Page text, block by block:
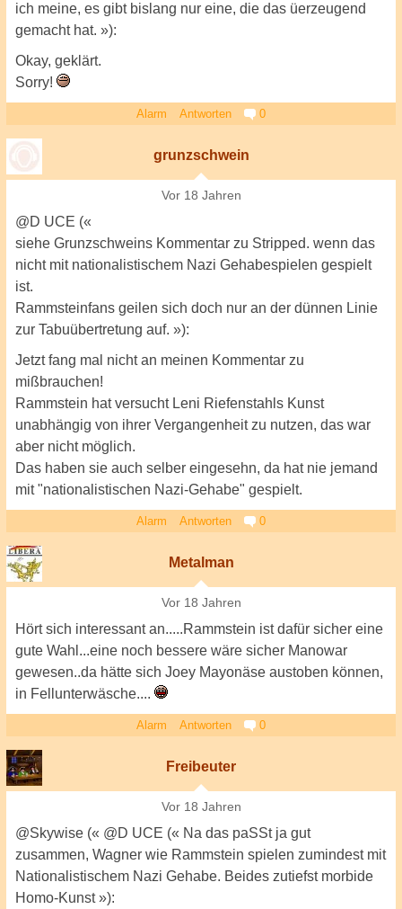
ich meine, es gibt bislang nur eine, die das üerzeugend
gemacht hat. »):
Okay, geklärt.
Sorry!
Alarm Antworten 0
grunzschwein
Vor 18 Jahren
@D UCE («
siehe Grunzschweins Kommentar zu Stripped. wenn das
nicht mit nationalistischem Nazi Gehabespielen gespielt
ist.
Rammsteinfans geilen sich doch nur an der dünnen Linie
zur Tabuübertretung auf. »):
Jetzt fang mal nicht an meinen Kommentar zu
mißbrauchen!
Rammstein hat versucht Leni Riefenstahls Kunst
unabhängig von ihrer Vergangenheit zu nutzen, das war
aber nicht möglich.
Das haben sie auch selber eingesehn, da hat nie jemand
mit "nationalistischen Nazi-Gehabe" gespielt.
Alarm Antworten 0
Metalman
Vor 18 Jahren
Hört sich interessant an.....Rammstein ist dafür sicher eine
gute Wahl...eine noch bessere wäre sicher Manowar
gewesen..da hätte sich Joey Mayonäse austoben können,
in Fellunterwäsche....
Alarm Antworten 0
Freibeuter
Vor 18 Jahren
@Skywise (« @D UCE (« Na das paSSt ja gut
zusammen, Wagner wie Rammstein spielen zumindest mit
Nationalistischem Nazi Gehabe. Beides zutiefst morbide
Homo-Kunst »):